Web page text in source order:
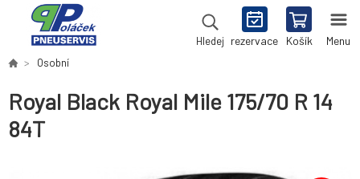
Hledej rezervace Košík Menu
Osobní
Royal Black Royal Mile 175/70 R 14
84T